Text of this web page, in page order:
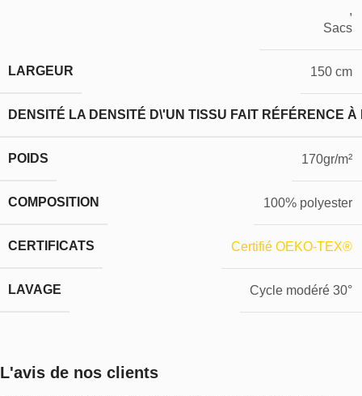
,
Sacs
LARGEUR 150 cm
DENSITÉ LA DENSITÉ D\'UN TISSU FAIT RÉFÉRENCE
POIDS 170gr/m²
COMPOSITION 100% polyester
CERTIFICATS Certifié OEKO-TEX®
LAVAGE Cycle modéré 30°
L'avis de nos clients